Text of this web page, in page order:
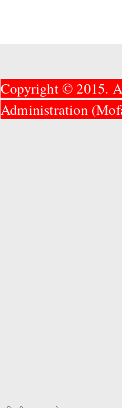
Copyright © 2015.
Administration